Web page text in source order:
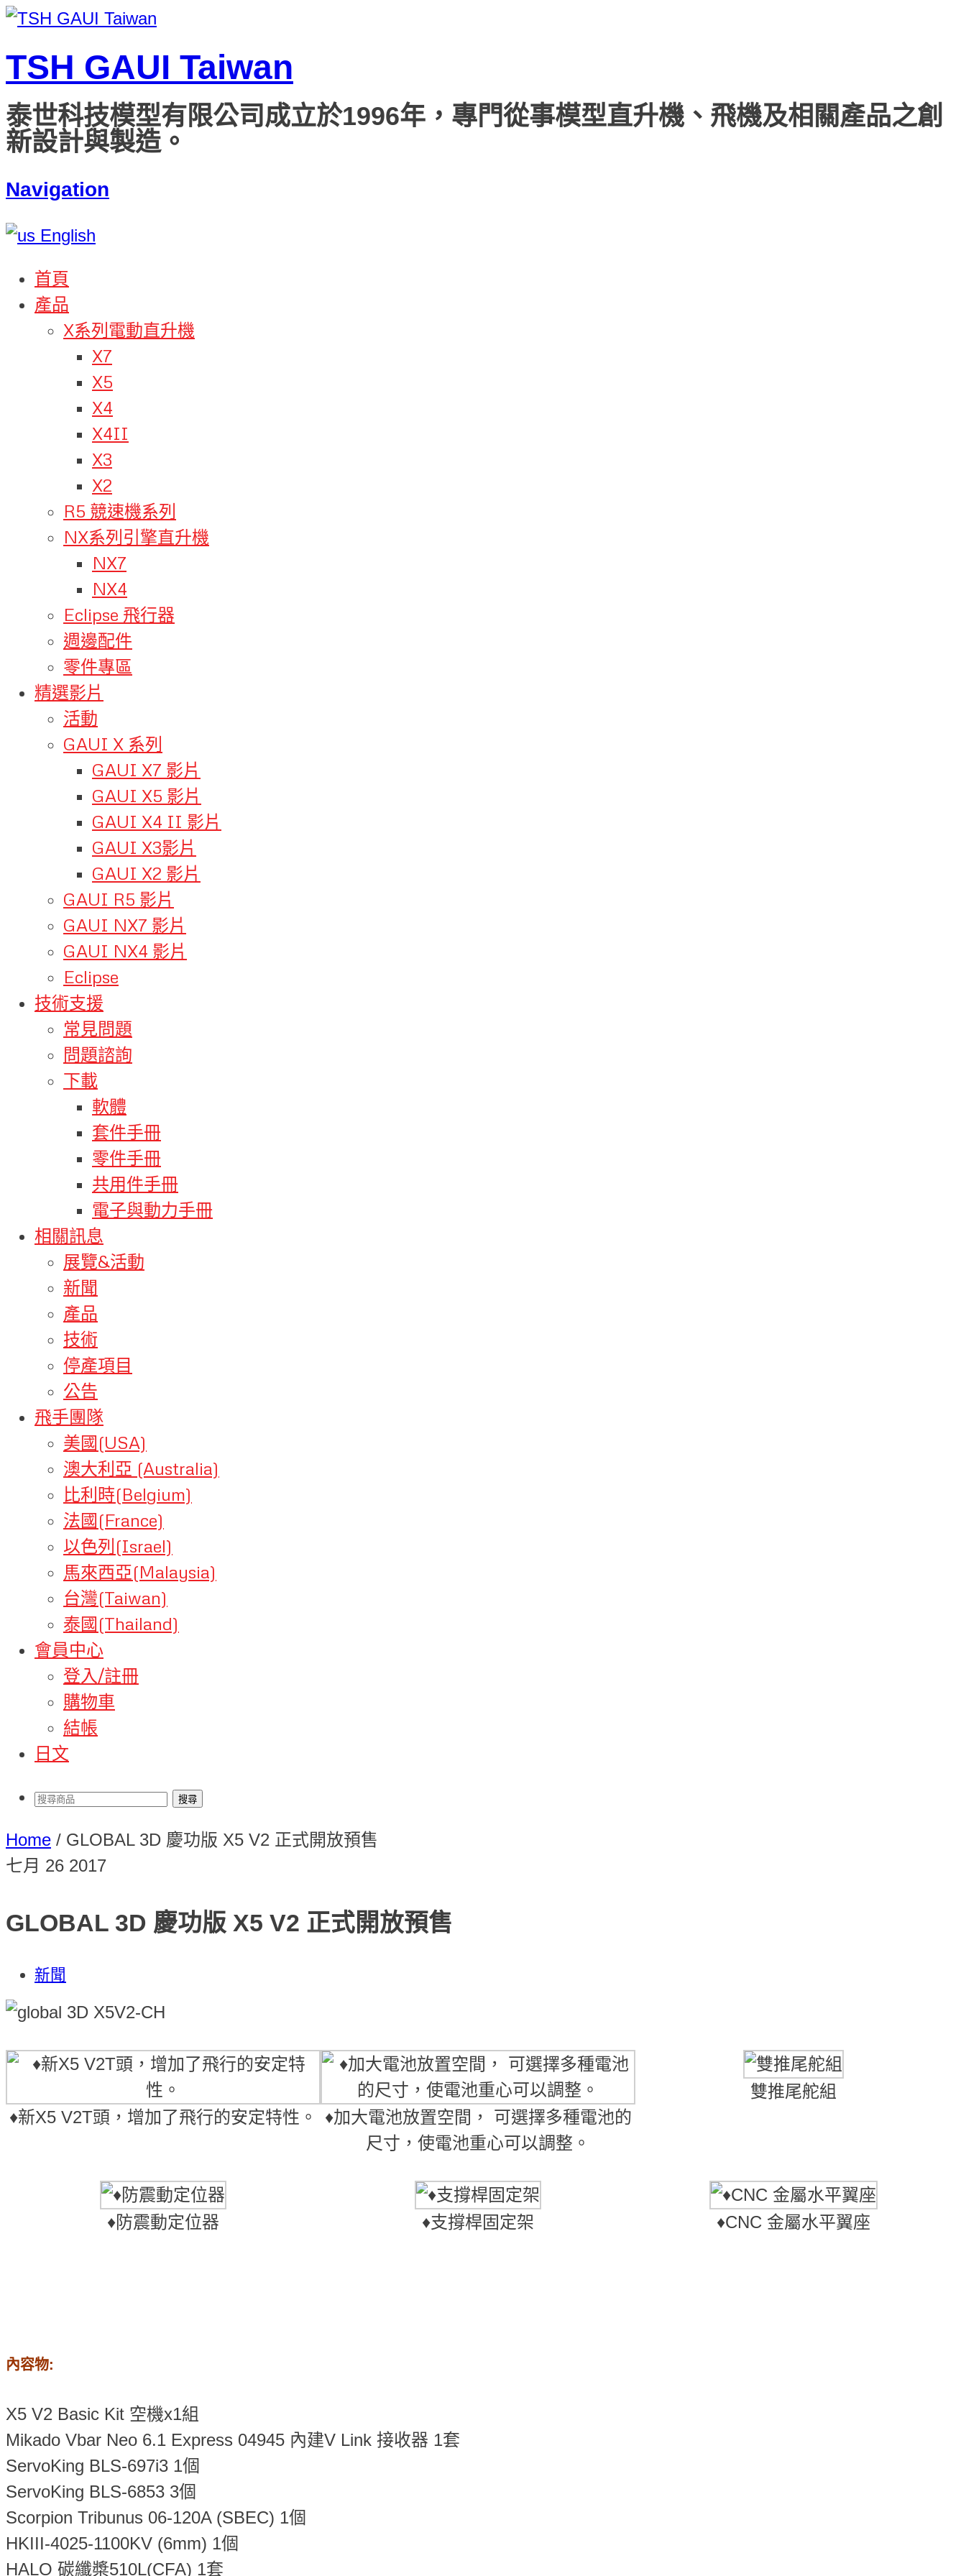
TSH GAUI Taiwan
泰世科技模型有限公司成立於1996年，專門從事模型直升機、飛機及相關產品之創
新設計與製造。
Navigation
English
首頁
產品
X系列電動直升機
X7
X5
X4
X4II
X3
X2
R5 競速機系列
NX系列引擎直升機
NX7
NX4
Eclipse 飛行器
週邊配件
零件專區
精選影片
活動
GAUI X 系列
GAUI X7 影片
GAUI X5 影片
GAUI X4 II 影片
GAUI X3影片
GAUI X2 影片
GAUI R5 影片
GAUI NX7 影片
GAUI NX4 影片
Eclipse
技術支援
常見問題
問題諮詢
下載
軟體
套件手冊
零件手冊
共用件手冊
電子與動力手冊
相關訊息
展覽&活動
新聞
產品
技術
停產項目
公告
飛手團隊
美國(USA)
澳大利亞 (Australia)
比利時(Belgium)
法國(France)
以色列(Israel)
馬來西亞(Malaysia)
台灣(Taiwan)
泰國(Thailand)
會員中心
登入/註冊
購物車
結帳
日文
Home / GLOBAL 3D 慶功版 X5 V2 正式開放預售
七月 26 2017
GLOBAL 3D 慶功版 X5 V2 正式開放預售
新聞
♦新X5 V2T頭，增加了飛行的安定特性。
♦加大電池放置空間， 可選擇多種電池的
尺寸，使電池重心可以調整。
雙推尾舵組
♦防震動定位器 ♦支撐桿固定架 ♦CNC 金屬水平翼座
內容物:
X5 V2 Basic Kit 空機x1組
Mikado Vbar Neo 6.1 Express 04945 內建V Link 接收器 1套
ServoKing BLS-697i3 1個
ServoKing BLS-6853 3個
Scorpion Tribunus 06-120A (SBEC) 1個
HKIII-4025-1100KV (6mm) 1個
HALO 碳纖槳510L(CFA) 1套